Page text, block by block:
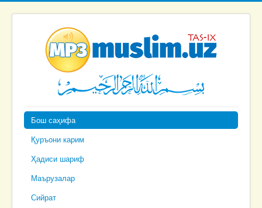
Бош саҳифа
Қуръони карим
Ҳадиси шариф
Маърузалар
Сийрат